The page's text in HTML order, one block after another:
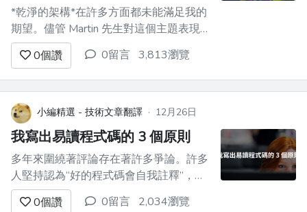
*乾淨的架構*在許多方面都未能滿足我的
期望。儘管 Martin 先生對這個主題表現
出明顯的熱情，但「清潔架構」組織得很
差，缺乏範例，並且對使用現有系統保持
沉默。作者錯過了一個重要的機會來教導
我們何時以及如何將這些經驗教訓應用到
我們自己的系統中。讓我解釋。 ### *乾
淨的架構*是一本組織得很差...
0個讚 0留言 3,813瀏覽
小編精選 - 技術文章翻譯 · 12月26日
我寫出易讀程式碼的 3 個原則
多年來圍繞著評論存在著許多爭論。許多
人堅持認為“好的程式碼會自我註釋”，而
其他人則贊成在程式碼中包含好的註釋，
並認為應該需要它們。當我閱讀和聽到這
0個讚 0留言 2,034瀏覽